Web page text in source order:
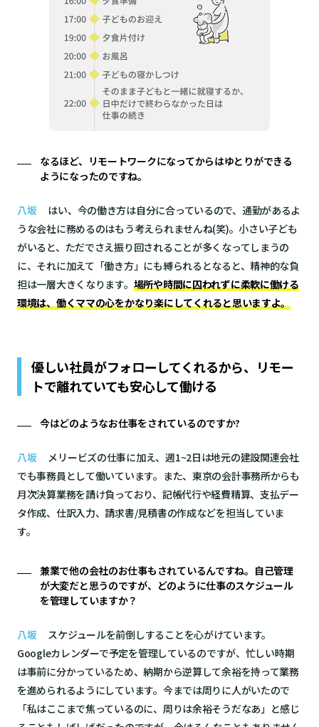
なるほど、リモートワークになってからはゆとりができる
ようになったのですね。
八坂
はい、今の働き方は自分に合っているので、通勤があるよ
うな会社に務めるのはもう考えられませんね(笑)。小さい子ども
がいると、ただでさえ振り回されることが多くなってしまうの
に、それに加えて「働き方」にも縛られるとなると、精神的な負
担は一層大きくなります。 場所や時間に囚われずに柔軟に働ける
環境は、働くママの心をかなり楽にしてくれると思いますよ。
優しい社員がフォローしてくれるから、リモー
トで離れていても安心して働ける
今はどのようなお仕事をされているのですか?
八坂
メリービズの仕事に加え、週1~2日は地元の建設関連会社
でも事務員として働いています。また、東京の会計事務所からも
月次決算業務を請け負っており、記帳代行や経費精算、支払デー
タ作成、仕訳入力、請求書/見積書の作成などを担当していま
す。
兼業で他の会社のお仕事もされているんですね。自己管理
が大変だと思うのですが、どのように仕事のスケジュール
を管理していますか？
八坂
スケジュールを前倒しすることを心がけています。
Googleカレンダーで予定を管理しているのですが、忙しい時期
は事前に分かっているため、納期から逆算して余裕を持って業務
を進められるようにしています。今までは周りに人がいたので
「私はここまで焦っているのに、周りは余裕そうだなあ」と感じ